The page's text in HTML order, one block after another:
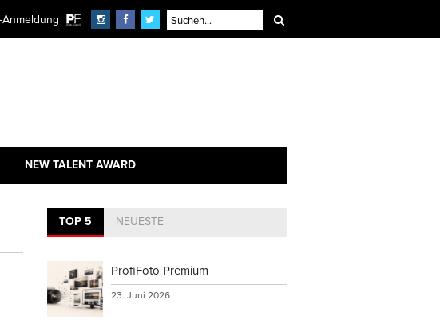
NEW TALENT AWARD
TOP 5 NEUESTE
ProfiFoto Premium
23. Juni 2026